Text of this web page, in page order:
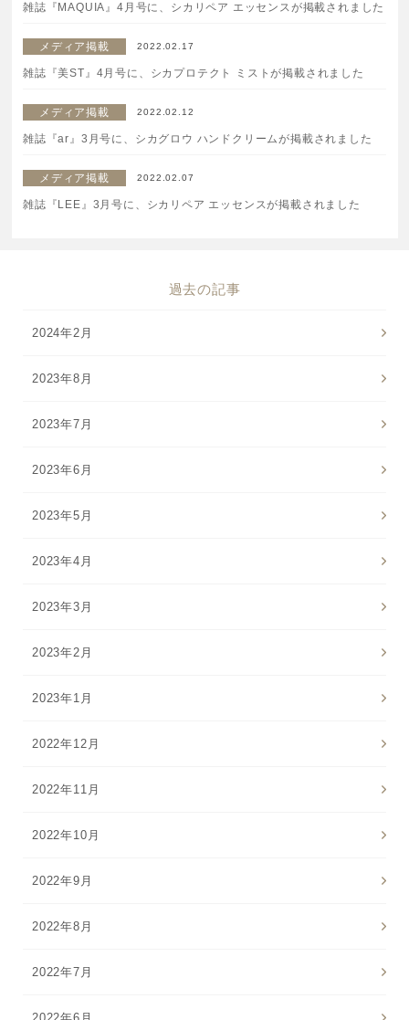
会員ステージ・ポイントプログラム
よくあるお問い合せ
ギフトラッピングサービス
ベストコスメ受賞履歴
bメディア
受付時間
雑誌『MAQUIA』4月号に、シカリペア エッセンスが掲載されました
メディア掲載 2022.02.17
雑誌『美ST』4月号に、シカプロテクト ミストが掲載されました
メディア掲載 2022.02.12
雑誌『ar』3月号に、シカグロウ ハンドクリームが掲載されました
メディア掲載 2022.02.07
雑誌『LEE』3月号に、シカリペア エッセンスが掲載されました
過去の記事
2024年2月
2023年8月
2023年7月
2023年6月
2023年5月
2023年4月
2023年3月
2023年2月
2023年1月
2022年12月
2022年11月
2022年10月
2022年9月
2022年8月
2022年7月
2022年6月